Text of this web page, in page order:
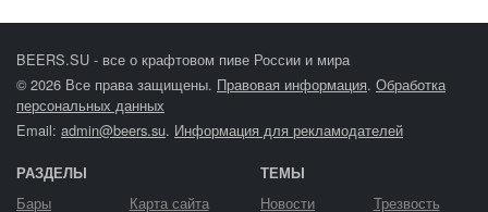
BEERS.SU - все о крафтовом пиве России и мира
© 2026 Все права защищены. Правовая информация. Обработка
персональных данных
Email: admin@beers.su. Информация для рекламодателей
РАЗДЕЛЫ
Бары Карта сайта
ТЕМЫ
Новости Трезвость